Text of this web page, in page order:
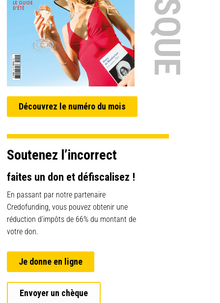
Découvrez le numéro du mois
Soutenez l’incorrect
faites un don et défiscalisez !
En passant par notre partenaire
Credofunding, vous pouvez obtenir une
réduction d’impôts de 66% du montant de
votre don.
Je donne en ligne
Envoyer un chèque